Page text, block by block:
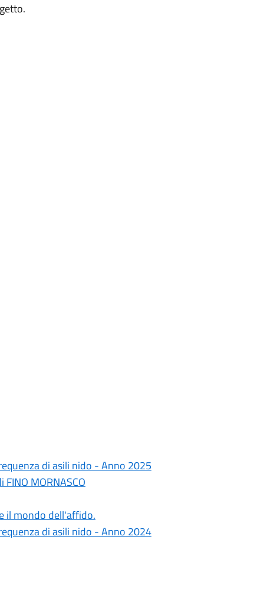
di asili nido - Anno 2025
MORNASCO
il mondo dell'affido.
di asili nido - Anno 2024